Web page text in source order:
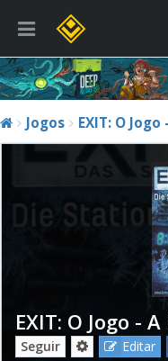
Jogos EXIT: O
EXIT: O Jogo -
Seguir Editar